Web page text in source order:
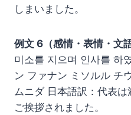
しまいました。
例文 6（感情・表情・文語
미소를 지으며 인사를 하
ン ファナン ミソルル チ
ムニダ 日本語訳：代表
ご挨拶されました。